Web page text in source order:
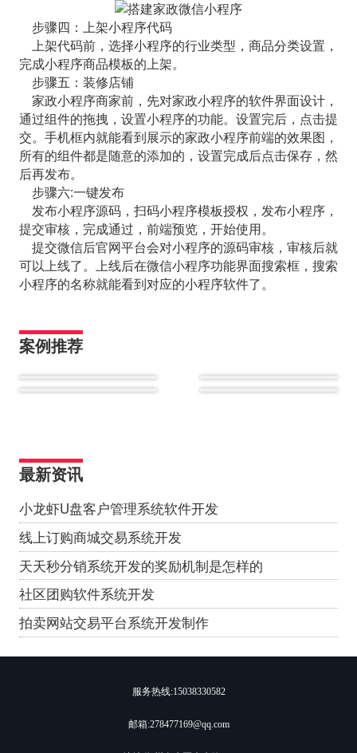
步骤四：上架小程序代码
上架代码前，选择小程序的行业类型，商品分类设置，
完成小程序商品模板的上架。
步骤五：装修店铺
家政小程序商家前，先对家政小程序的软件界面设计，
通过组件的拖拽，设置小程序的功能。设置完后，点击提
交。手机框内就能看到展示的家政小程序前端的效果图，
所有的组件都是随意的添加的，设置完成后点击保存，然
后再发布。
步骤六:一键发布
发布小程序源码，扫码小程序模板授权，发布小程序，
提交审核，完成通过，前端预览，开始使用。
提交微信后官网平台会对小程序的源码审核，审核后就
可以上线了。上线后在微信小程序功能界面搜索框，搜索
小程序的名称就能看到对应的小程序软件了。
案例推荐
最新资讯
小龙虾U盘客户管理系统软件开发
线上订购商城交易系统开发
天天秒分销系统开发的奖励机制是怎样的
社区团购软件系统开发
拍卖网站交易平台系统开发制作
服务热线:15038330582
邮箱:278477169@qq.com